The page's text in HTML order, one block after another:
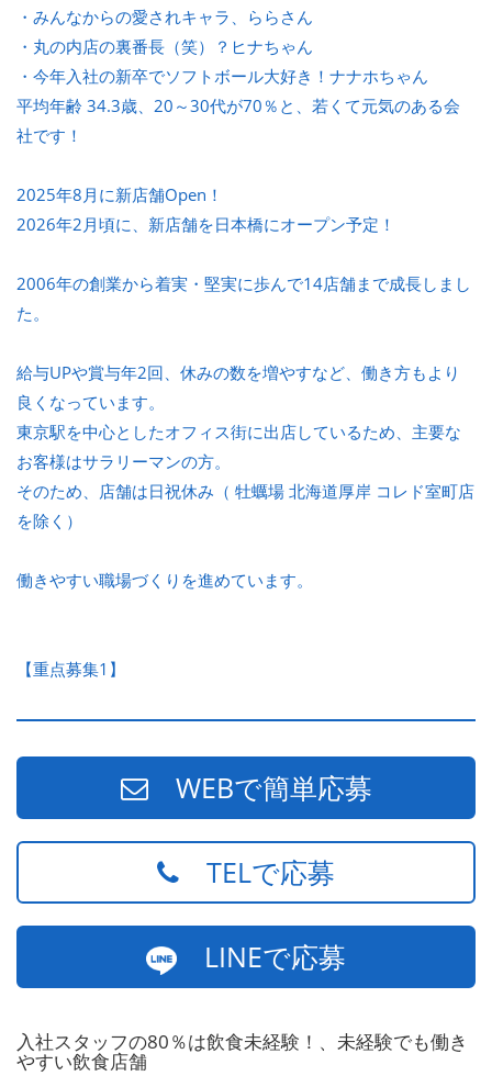
・みんなからの愛されキャラ、ららさん
・丸の内店の裏番長（笑）？ヒナちゃん
・今年入社の新卒でソフトボール大好き！ナナホちゃん
平均年齢 34.3歳、20～30代が70％と、若くて元気のある会
社です！
2025年8月に新店舗Open！
2026年2月頃に、新店舗を日本橋にオープン予定！
2006年の創業から着実・堅実に歩んで14店舗まで成長しまし
た。
給与UPや賞与年2回、休みの数を増やすなど、働き方もより
良くなっています。
東京駅を中心としたオフィス街に出店しているため、主要な
お客様はサラリーマンの方。
そのため、店舗は日祝休み（ 牡蠣場 北海道厚岸 コレド室町店
を除く）
働きやすい職場づくりを進めています。
【重点募集1】
WEBで簡単応募
TELで応募
LINEで応募
入社スタッフの80％は飲食未経験！、未経験でも働き
やすい飲食店舗